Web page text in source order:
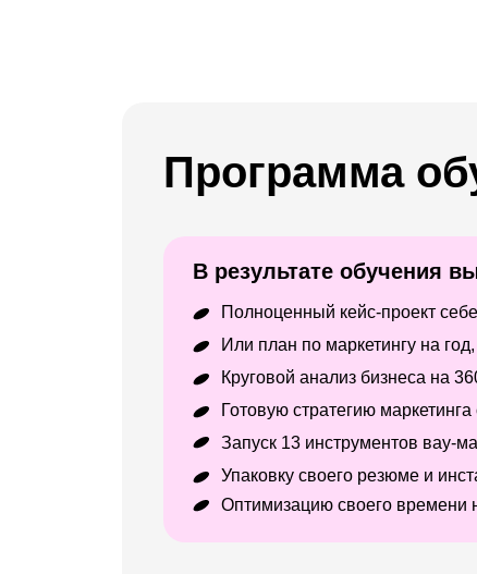
Программа
В результате обучения
Полноценный кейс-проект
Или план по маркетингу на
Круговой анализ бизнеса на
Готовую стратегию
Запуск 13 инструментов вау-
Упаковку своего резюме и
Оптимизацию своего времени